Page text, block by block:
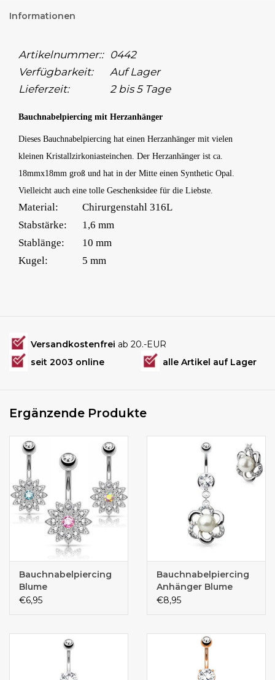
Informationen
Artikelnummer:: 0442
Verfügbarkeit:
Auf Lager
Lieferzeit:
2 bis 5 Tage
Bauchnabelpiercing mit Herzanhänger
Dieses Bauchnabelpiercing hat einen Herzanhänger mit vielen
kleinen Kristallzirkoniasteinchen. Der Herzanhänger ist ca.
18mmx18mm groß und hat in der Mitte einen Synthetic Opal.
Vielleicht auch eine tolle Geschenksidee für die Liebste.
Material:
Chirurgenstahl 316L
Stabstärke:
1,6 mm
Stablänge:
10 mm
Kugel:
5 mm
Versandkostenfrei ab 20.-EUR
seit 2003 online
alle Artikel auf Lager
Ergänzende Produkte
Bauchnabelpiercing
Blume
€6,95
Bauchnabelpiercing
Anhänger Blume
€8,95